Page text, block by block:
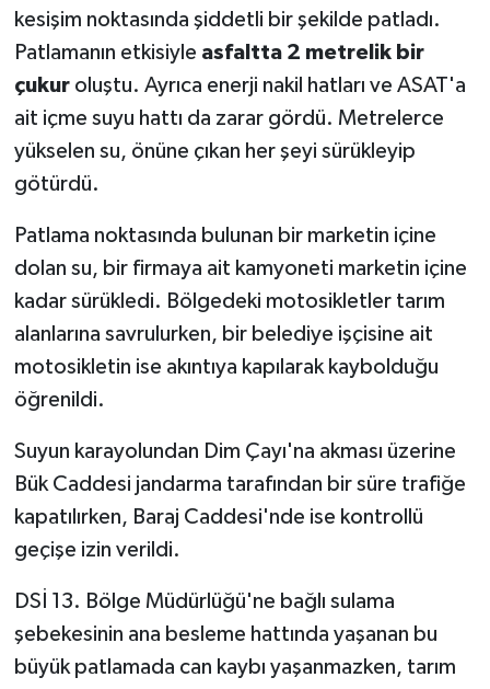
kesişim noktasında şiddetli bir şekilde patladı.
Patlamanın etkisiyle asfaltta 2 metrelik bir
çukuroluştu. Ayrıca enerji nakil hatları ve ASAT'a
ait içme suyu hattı da zarar gördü. Metrelerce
yükselen su, önüne çıkan her şeyi sürükleyip
götürdü.
Patlama noktasında bulunan bir marketin içine
dolan su, bir firmaya ait kamyoneti marketin içine
kadar sürükledi. Bölgedeki motosikletler tarım
alanlarına savrulurken, bir belediye işçisine ait
motosikletin ise akıntıya kapılarak kaybolduğu
öğrenildi.
Suyun karayolundan Dim Çayı'na akması üzerine
Bük Caddesi jandarma tarafından bir süre trafiğe
kapatılırken, Baraj Caddesi'nde ise kontrollü
geçişe izin verildi.
DSİ 13. Bölge Müdürlüğü'ne bağlı sulama
şebekesinin ana besleme hattında yaşanan bu
büyük patlamada can kaybı yaşanmazken, tarım